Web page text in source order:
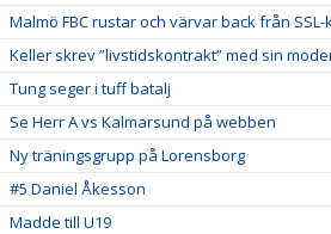
Malmö FBC rustar och värvar back från
Keller skrev ”livstidskontrakt” med sin
Tung seger i tuff batalj
Se Herr A vs Kalmarsund på webben
Ny träningsgrupp på Lorensborg
#5 Daniel Åkesson
Madde till U19